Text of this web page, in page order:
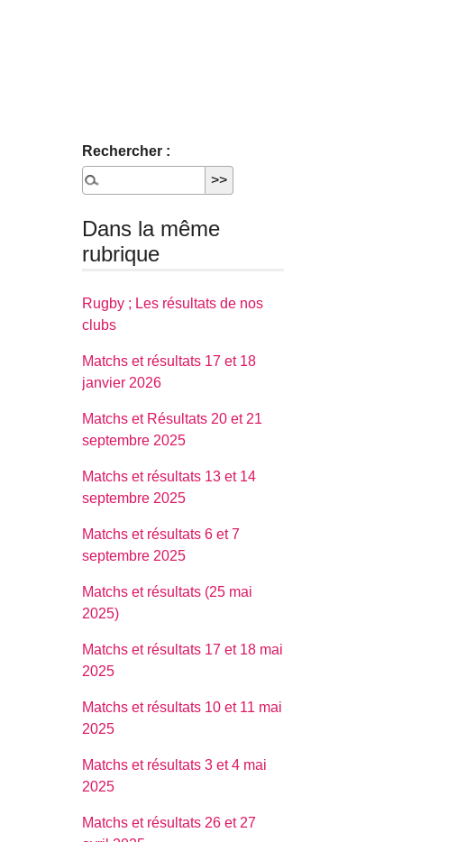
Rechercher :
Dans la même
rubrique
Rugby ; Les résultats de nos
clubs
Matchs et résultats 17 et 18
janvier 2026
Matchs et Résultats 20 et 21
septembre 2025
Matchs et résultats 13 et 14
septembre 2025
Matchs et résultats 6 et 7
septembre 2025
Matchs et résultats (25 mai
2025)
Matchs et résultats 17 et 18 mai
2025
Matchs et résultats 10 et 11 mai
2025
Matchs et résultats 3 et 4 mai
2025
Matchs et résultats 26 et 27